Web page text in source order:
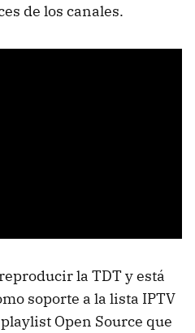
de los canales.
la TDT y está
soporte a la lista IPTV
Open Source que